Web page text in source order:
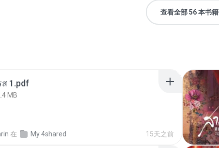
查看全部 56 本书籍
1.pdf
MB
在 My 4shared 15天之前